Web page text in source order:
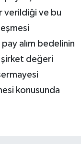
verildiği ve bu
alım bedelinin
değeri
konusunda